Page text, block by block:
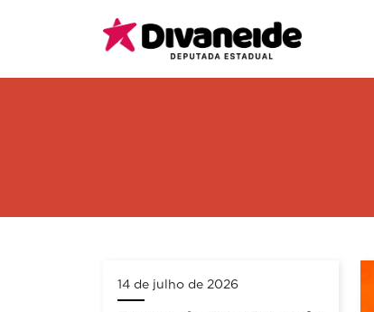
14 de julho de 2026